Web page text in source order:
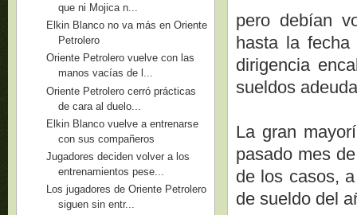
pero debían
hasta la
dirigencia
sueldos
La gran
pasado mes
de los casos,
de sueldo del
que ni Mojica n...
Elkin Blanco no va más en Oriente
Petrolero
Oriente Petrolero vuelve con las
manos vacías de l...
Oriente Petrolero cerró prácticas
de cara al duelo...
Elkin Blanco vuelve a entrenarse
con sus compañeros
Jugadores deciden volver a los
entrenamientos pese...
Los jugadores de Oriente Petrolero
siguen sin entr...